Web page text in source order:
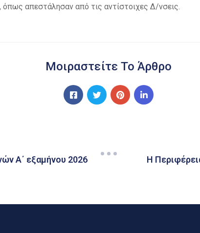
όπως απεστάλησαν από τις αντίστοιχες Δ/νσεις.
Μοιραστείτε Το Άρθρο
Α΄ εξαμήνου 2026
Η